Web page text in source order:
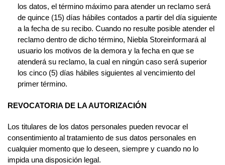
los datos, el término máximo para atender un reclamo será́
de quince (15) días hábiles contados a partir del día siguiente
a la fecha de su recibo. Cuando no resulte posible atender el
reclamo dentro de dicho término, Niebla Storeinformará al
usuario los motivos de la demora y la fecha en que se
atenderá su reclamo, la cual en ningún caso será́ superior
los cinco (5) días hábiles siguientes al vencimiento del
primer término.
REVOCATORIA DE LA AUTORIZACIÓN
Los titulares de los datos personales pueden revocar el
consentimiento al tratamiento de sus datos personales en
cualquier momento que lo deseen, siempre y cuando no lo
impida una disposición legal.